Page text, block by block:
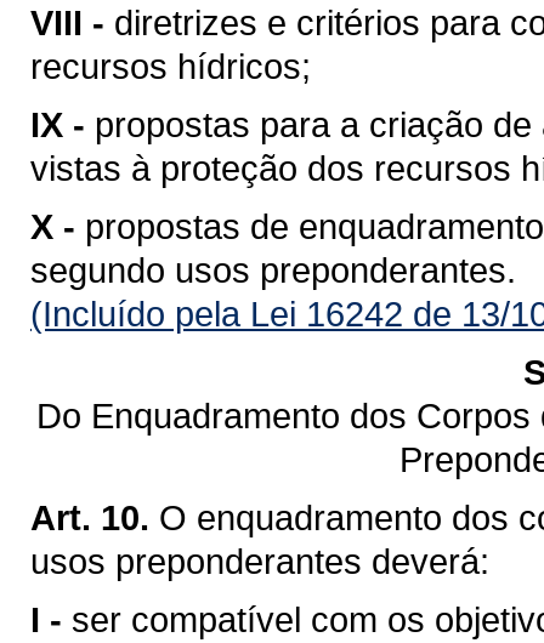
VIII - diretrizes e critérios para
recursos hídricos;
IX - propostas para a criação
vistas à proteção dos recursos
X - propostas de
segundo usos preponderantes.
(Incluído pela Lei 16242 de 13/
Do Enquadramento dos
Art. 10. O enquadramento dos
usos preponderantes deverá:
I - ser compatível com os